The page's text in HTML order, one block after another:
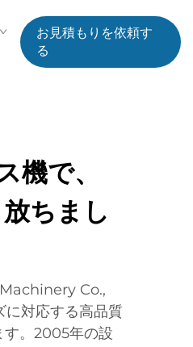
お見積もりを依頼す
る
機で、
ちまし
Co.,
に対応する高品質
す。2005年の設